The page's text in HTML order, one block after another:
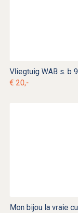
Vliegtuig WAB s. b 9
€ 20,-